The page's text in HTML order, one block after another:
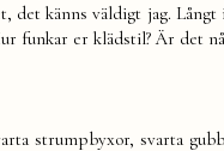
känns väldigt jag.
er klädstil? Är det
strumpbyxor, svarta